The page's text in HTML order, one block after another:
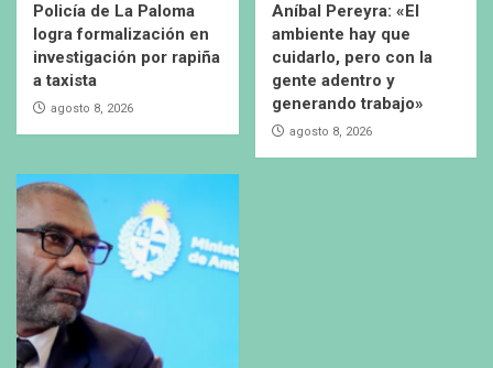
Policía de La Paloma
logra formalización en
investigación por rapiña
a taxista
agosto 8, 2026
Aníbal Pereyra: «El
ambiente hay que
cuidarlo, pero con la
gente adentro y
generando trabajo»
agosto 8, 2026